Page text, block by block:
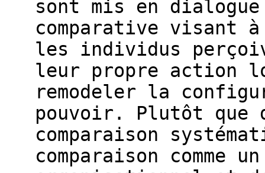
sont mis en dialogue
comparative visant
les individus
leur propre action
remodeler la
pouvoir. Plutôt que
comparaison
comparaison